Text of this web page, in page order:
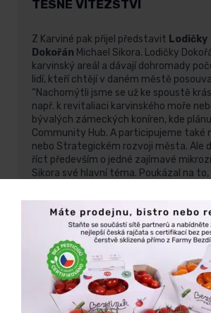
TĚSNÉ VÍTĚZSTVÍ
Z Karviné pak přijel představit Lodičky
Dokořán Michael Sikora. Lodičky
karvinský areál a dávají dohromady
lidí, kteří chtějí v daném městě
“Nachomýtli jsme se už ke spoustě
např. k revitaliaci karvinského moře
bývalých zámeckých koníren, kde
Community Hub. A participujeme také
nebo Strategickém rozvoji města. Ale
říct především o jedné zajímavé
Sikora své hlavní téma. Poukázal na to,
nízká kupní síla. To pro ně jako
znamenalo zařadit “Radegast, turka a
riskovat krach podniku”. Rozhodli se
koncept, který nazvali “dvojitý
vyjmenované zboží, ale současně také
řemeslné minipivovary a domácí
ale za těch pět let se nám povedlo
aby si objednali kvalitní kávu místo
poctivé domácí produkty. A možná to